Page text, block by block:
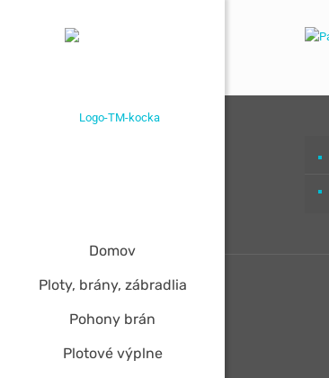
Domov
Ploty, brány, zábradlia
Pohony brán
Plotové výplne